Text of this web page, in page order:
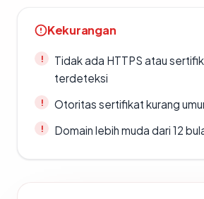
Kekurangan
Tidak ada HTTPS atau
terdeteksi
Otoritas sertifikat kurang
Domain lebih muda dari 12